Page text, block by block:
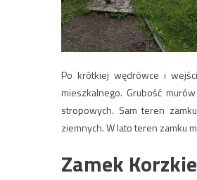
Po krótkiej wędrówce i
mieszkalnego. Grubość
stropowych. Sam teren
ziemnych. W lato teren zamku
Zamek